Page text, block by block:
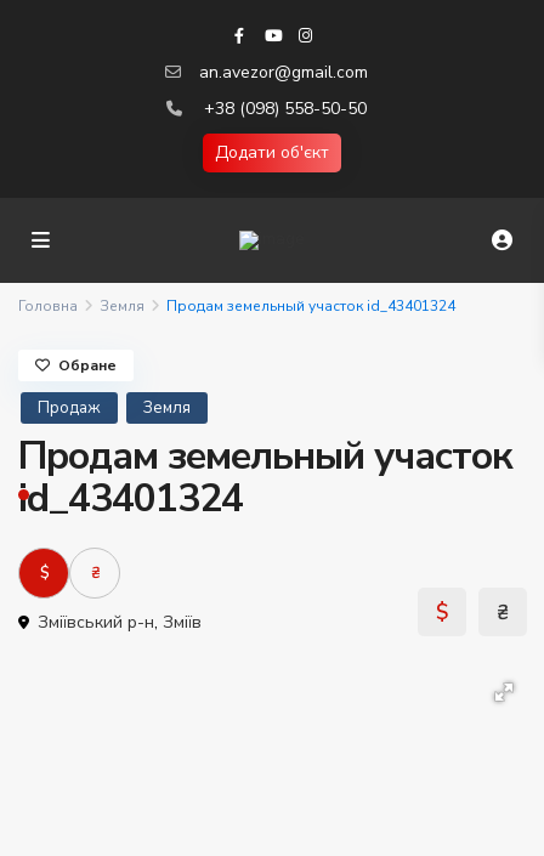
an.avezor@gmail.com
+38 (098) 558-50-50
Додати об'єкт
Головна Земля Продам земельный участок id_43401324
Продаж Земля
Продам земельный участок
id_43401324
$ ₴
Зміївський р-н, Зміїв
Обране
$ ₴